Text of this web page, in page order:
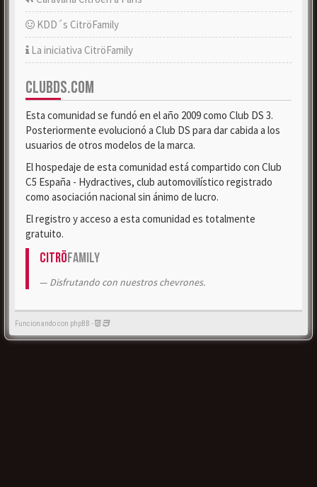
KDD´s CitröFamily
La iniciativa CitröFamily
CLUBDS.COM
Esta comunidad se fundó en el año 2009 como Club DS 3.
Posteriormente evolucionó a Club DS para dar cabida a los
usuarios de otros modelos de la marca.
El hospedaje de esta comunidad está compartido con Club
C5 España - Hydractives, club automovilístico registrado
como asociación nacional sin ánimo de lucro.
El registro y acceso a esta comunidad es totalmente
gratuito.
CitröFamily
Disfrutando con nuestros chevrones.
Funcionando con phpBB -